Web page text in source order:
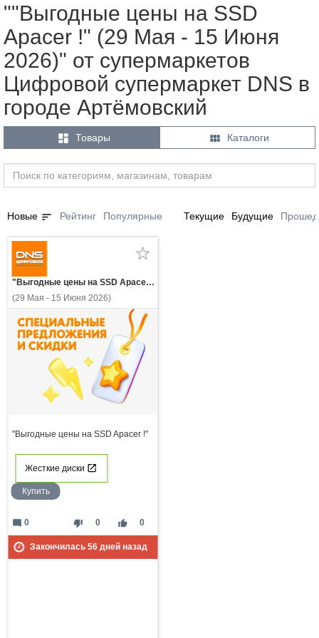
""Выгодные цены на SSD
Apacer !" (29 Мая - 15 Июня
2026)" от супермаркетов
Цифровой супермаркет DNS в
городе Артёмовский
 Товары  Каталоги
Новые sort Рейтинг Популярные Текущие Будущие
"Выгодные цены на SSD Apacer !"
(29 Мая - 15 Июня 2026)
"Выгодные цены на SSD Apacer !"
Жесткие диски
Купить
thumb_down 0 thumb_up 0
mode_comment 0
Закончилась 56дней назад